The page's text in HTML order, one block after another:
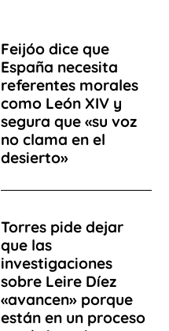
Feijóo dice que
España necesita
referentes morales
como León XIV y
segura que «su voz
no clama en el
desierto»
Torres pide dejar
que las
investigaciones
sobre Leire Díez
«avancen» porque
están en un proceso